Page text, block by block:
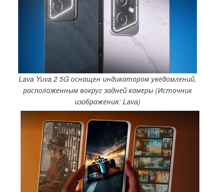
Lava Yuva 2 5G оснащен индикатором уведомлений,
расположенным вокруг задней камеры (Источник
изображения: Lava)